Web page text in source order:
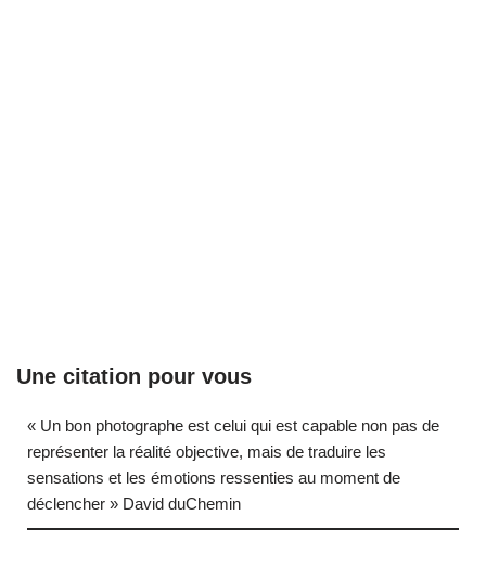
Une citation pour vous
« Un bon photographe est celui qui est capable non pas de
représenter la réalité objective, mais de traduire les
sensations et les émotions ressenties au moment de
déclencher » David duChemin